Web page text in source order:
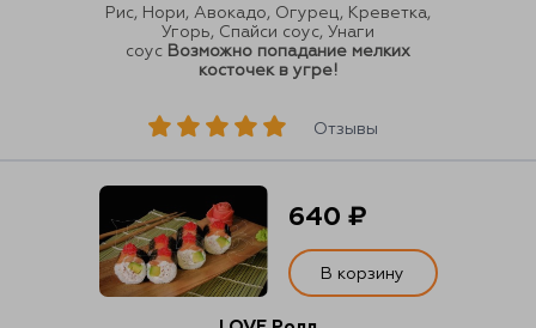
Отзывы
Рис, Нори, Авокадо, Огурец, Креветка,
Угорь, Спайси соус, Унаги
соус Возможно попадание мелких
косточек в угре!
640 ₽
В корзину